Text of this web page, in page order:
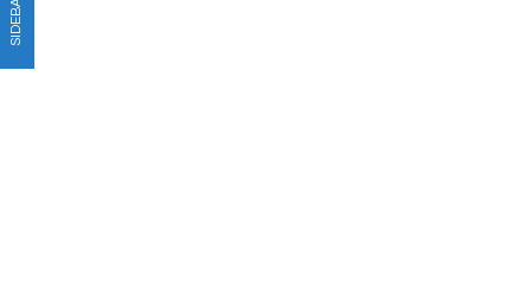
SIDEBAR